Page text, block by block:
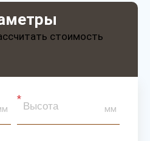
стоимость
мм